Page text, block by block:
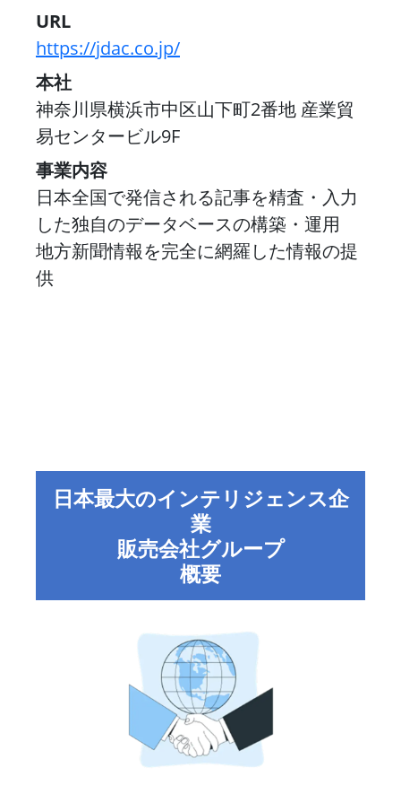
URL
https://jdac.co.jp/
本社
神奈川県横浜市中区山下町2番地 産業貿
易センタービル9F
事業内容
日本全国で発信される記事を精査・入力
した独自のデータベースの構築・運用
地方新聞情報を完全に網羅した情報の提
供
日本最大のインテリジェンス企
業
販売会社グループ
概要